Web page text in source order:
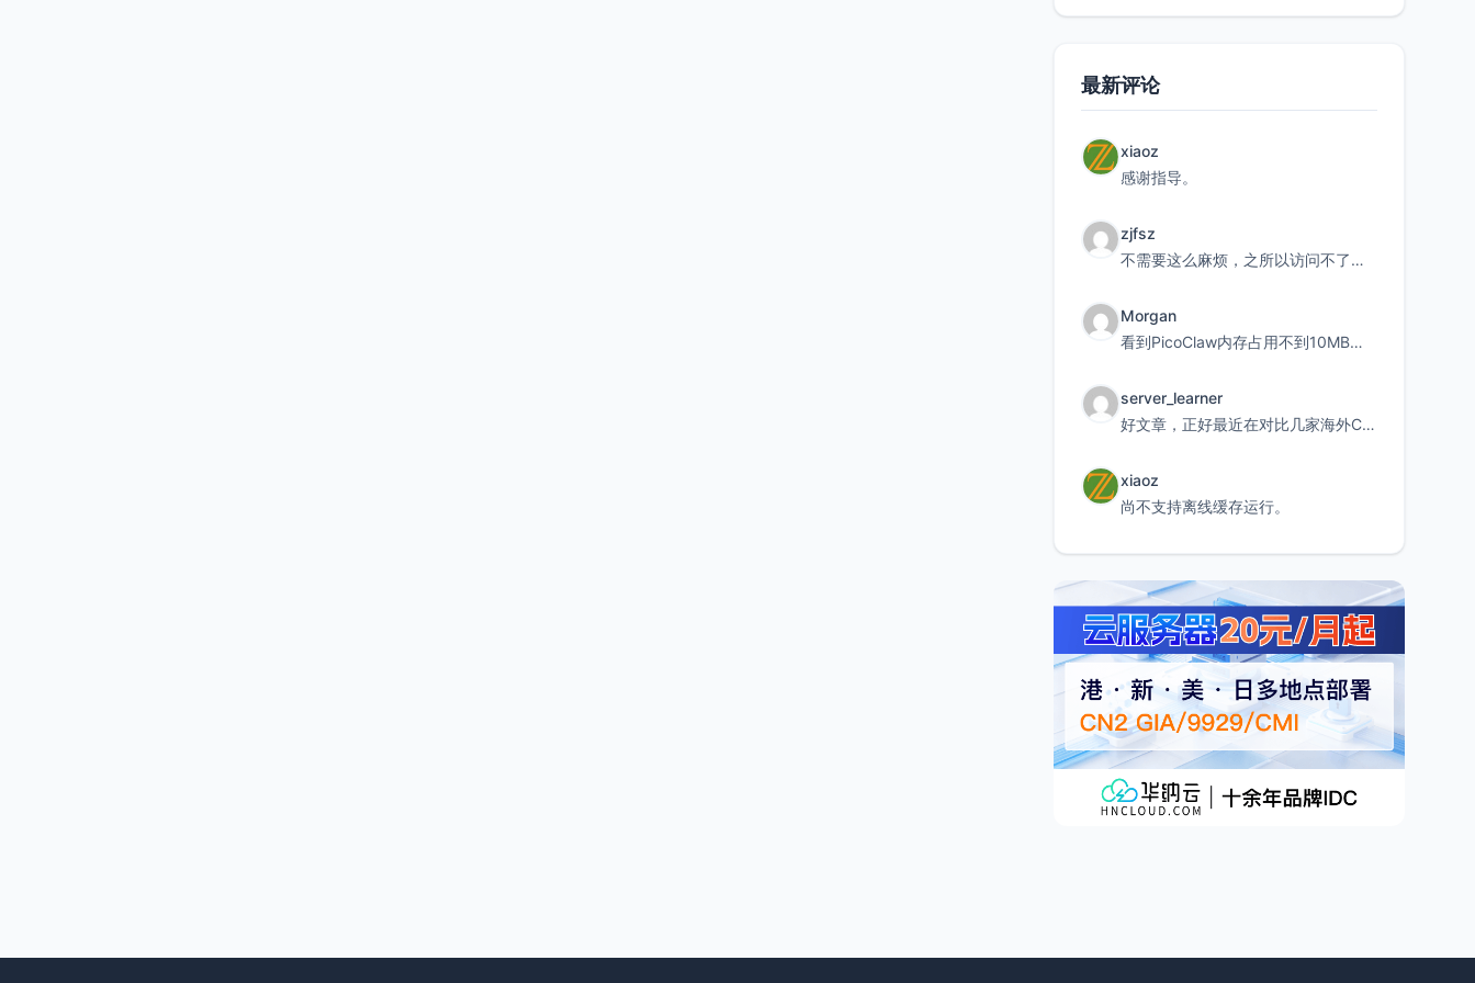
最新评论
xiaoz
感谢指导。
zjfsz
不需要这么麻烦，之所以访问不了，是由于非对称路由的问题，在爱快主路由添加一条静态路由192.168.
Morgan
看到PicoClaw内存占用不到10MB这个数据真的很惊喜，确实很适合我这种想用旧设备折腾AI的小白
server_learner
好文章，正好最近在对比几家海外CDN。文中提到CF免费版不支持自定义回源端口和HOST这个痛点太真实
xiaoz
尚不支持离线缓存运行。